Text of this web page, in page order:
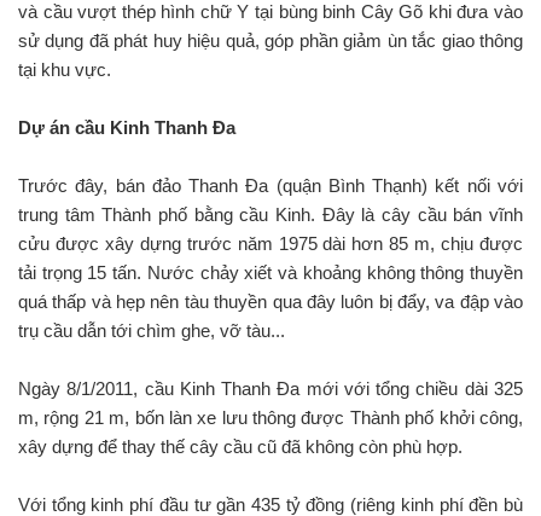
và cầu vượt thép hình chữ Y tại bùng binh Cây Gõ khi đưa vào
sử dụng đã phát huy hiệu quả, góp phần giảm ùn tắc giao thông
tại khu vực.
Dự án cầu Kinh Thanh Đa
Trước đây, bán đảo Thanh Đa (quận Bình Thạnh) kết nối với
trung tâm Thành phố bằng cầu Kinh. Đây là cây cầu bán vĩnh
cửu được xây dựng trước năm 1975 dài hơn 85 m, chịu được
tải trọng 15 tấn. Nước chảy xiết và khoảng không thông thuyền
quá thấp và hẹp nên tàu thuyền qua đây luôn bị đẩy, va đập vào
trụ cầu dẫn tới chìm ghe, vỡ tàu...
Ngày 8/1/2011, cầu Kinh Thanh Đa mới với tổng chiều dài 325
m, rộng 21 m, bốn làn xe lưu thông được Thành phố khởi công,
xây dựng để thay thế cây cầu cũ đã không còn phù hợp.
Với tổng kinh phí đầu tư gần 435 tỷ đồng (riêng kinh phí đền bù